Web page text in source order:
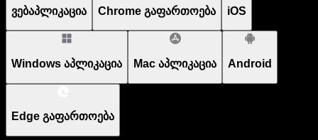
ვებაპლიკაცია Chrome გაფართოება iOS
Windows აპლიკაცია Mac აპლიკაცია Android
Edge გაფართოება